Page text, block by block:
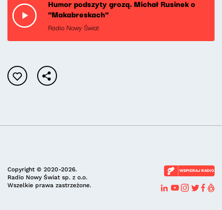
Humor podszyty grozą. Michał Rusinek o
"Makabreskach"
Radio Nowy Świat
Copyright © 2020-2026.
Radio Nowy Świat sp. z o.o.
Wszelkie prawa zastrzeżone.
WSPIERAJ RADIO